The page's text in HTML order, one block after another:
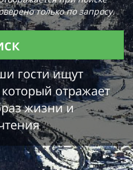
только по запросу.
гости ищут
отражает
жизни и